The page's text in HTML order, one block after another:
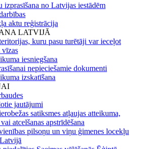
izprasīšana no Latvijas iestādēm
aktu reģistrācija
LATVIJĀ
kuru pasu turētāji var ieceļot
iesniegšana
nepieciešamie dokumenti
izskatīšana
jautājumi
satiksmes atļaujas atteikuma,
atcelšanas apstrīdēšana
pilsoņu un viņu ģimenes locekļu